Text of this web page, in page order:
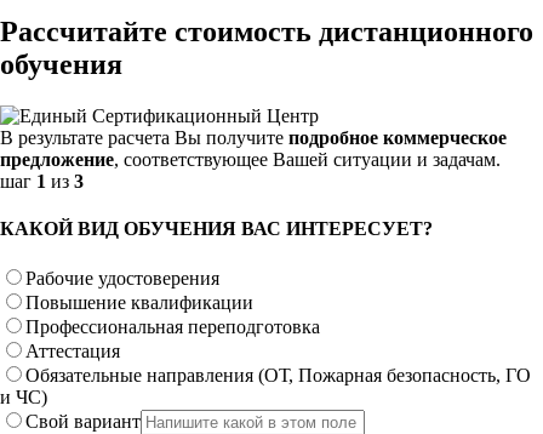
Рассчитайте стоимость дистанционного
обучения
В результате расчета Вы получите подробное коммерческое
предложение, соответствующее Вашей ситуации и задачам.
шаг 1 из 3
КАКОЙ ВИД ОБУЧЕНИЯ ВАС ИНТЕРЕСУЕТ?
Рабочие удостоверения
Повышение квалификации
Профессиональная переподготовка
Аттестация
Обязательные направления (ОТ, Пожарная безопасность, ГО
и ЧС)
Свой вариант